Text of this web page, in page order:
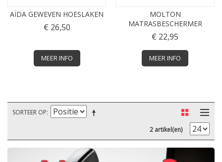
AÏDA GEWEVEN HOESLAKEN
€ 26,50
MEER INFO
MOLTON
MATRASBESCHERMER
€ 22,95
MEER INFO
SORTEER OP
2 artikel(en)